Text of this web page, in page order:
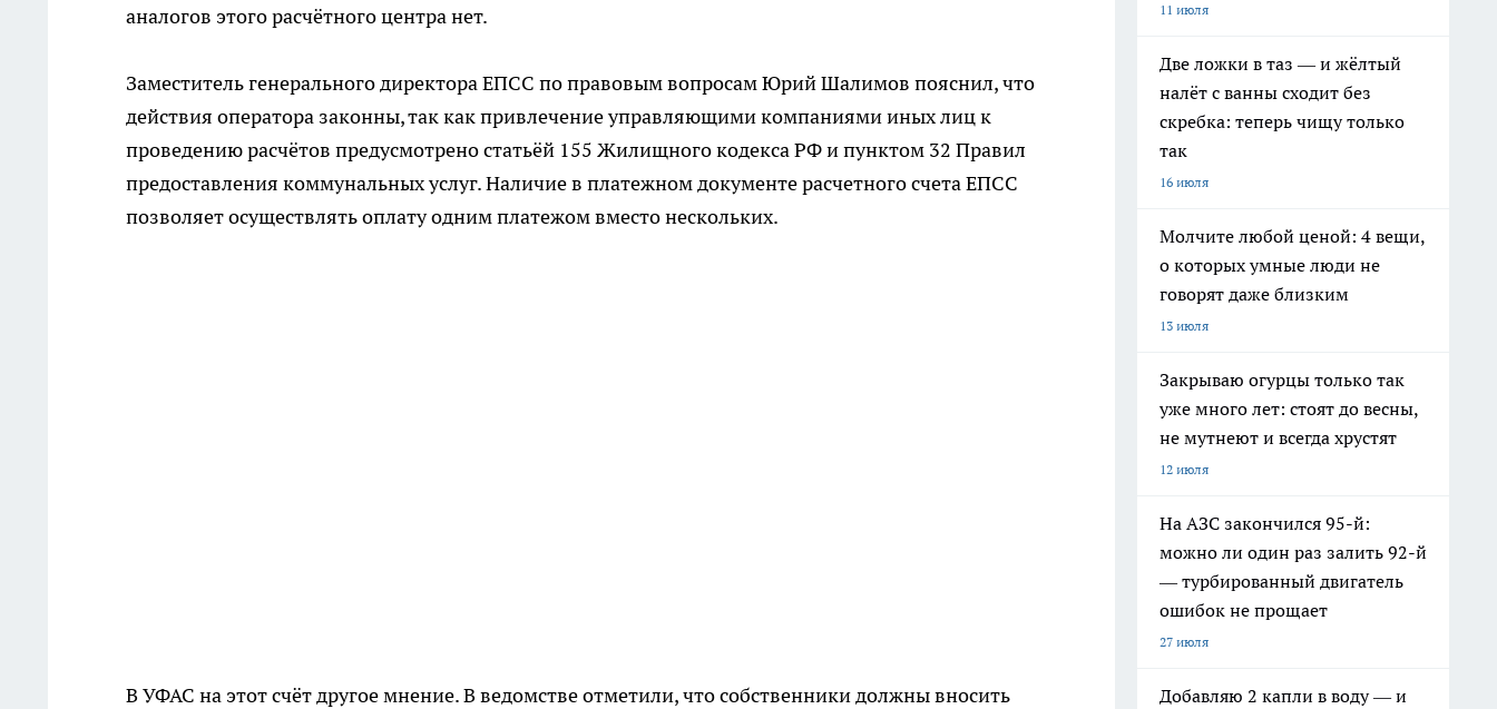
аналогов этого расчётного центра нет.
Заместитель генерального директора ЕПСС по правовым вопросам Юрий Шалимов пояснил, что
действия оператора законны, так как привлечение управляющими компаниями иных лиц к
проведению расчётов предусмотрено статьёй 155 Жилищного кодекса РФ и пунктом 32 Правил
предоставления коммунальных услуг. Наличие в платежном документе расчетного счета ЕПСС
позволяет осуществлять оплату одним платежом вместо нескольких.
В УФАС на этот счёт другое мнение. В ведомстве отметили, что собственники должны вносить
11 июля
Две ложки в таз — и жёлтый
налёт с ванны сходит без
скребка: теперь чищу только
так
16 июля
Молчите любой ценой: 4 вещи,
о которых умные люди не
говорят даже близким
13 июля
Закрываю огурцы только так
уже много лет: стоят до весны,
не мутнеют и всегда хрустят
12 июля
На АЗС закончился 95-й:
можно ли один раз залить 92-й
— турбированный двигатель
ошибок не прощает
27 июля
Добавляю 2 капли в воду — и